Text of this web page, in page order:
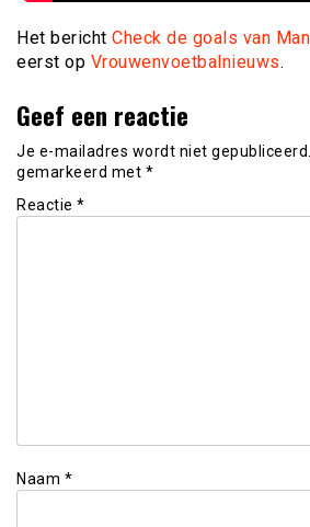
Het bericht Check de goals van
eerst op Vrouwenvoetbalnieuws.
Geef een reactie
Je e-mailadres wordt niet gepubliceerd.
gemarkeerd met *
Reactie *
Naam *